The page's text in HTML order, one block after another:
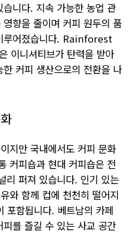
니다. 지속 가능한 농업 관
향을 줄이며 커피 원두의 품
루어졌습니다. Rainforest
이니셔티브가 탄력을 받아
커피 생산으로의 전환을 나
지만 국내에서도 커피 문화
커피숍과 현대 커피숍은 전
리 퍼져 있습니다. 인기 있는
와 함께 컵에 천천히 떨어지
포함됩니다. 베트남의 카페
를 즐길 수 있는 사교 공간